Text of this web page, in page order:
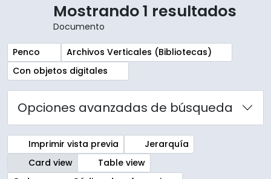
Mostrando 1 resultados
Documento
Remove filter:
Penco Remove filter:
Archivos Verticales (Bibliotecas)
Remove filter:
Con objetos digitales
Opciones avanzadas de búsqueda
Imprimir vista previa
Jerarquía
Card view
Table view